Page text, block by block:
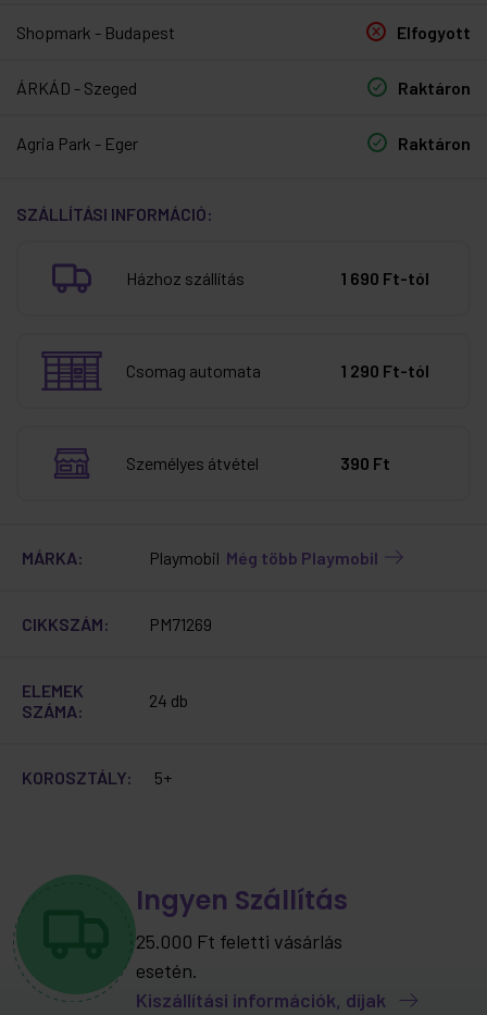
Shopmark - Budapest Elfogyott
ÁRKÁD - Szeged Raktáron
Agria Park - Eger Raktáron
SZÁLLÍTÁSI INFORMÁCIÓ:
Házhoz szállítás 1 690 Ft-tól
Csomag automata 1 290 Ft-tól
Személyes átvétel 390 Ft
MÁRKA: Playmobil Még több Playmobil
CIKKSZÁM: PM71269
ELEMEK
SZÁMA:
24 db
KOROSZTÁLY: 5+
Ingyen Szállítás
25.000 Ft feletti vásárlás
esetén.
Kiszállítási információk, díjak